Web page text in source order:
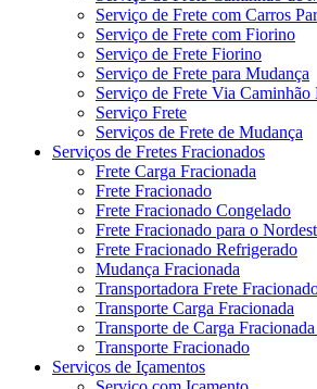
Serviço de Frete com Carros
Serviço de Frete com Fiorino
Serviço de Frete Fiorino
Serviço de Frete para Mudança
Serviço de Frete Via Caminhão
Serviço Frete
Serviços de Frete de Mudança
Serviços de Fretes Fracionados
Frete Carga Fracionada
Frete Fracionado
Frete Fracionado Congelado
Frete Fracionado para o
Frete Fracionado Refrigerado
Mudança Fracionada
Transportadora Frete
Transporte Carga Fracionada
Transporte de Carga
Transporte Fracionado
Serviços de Içamentos